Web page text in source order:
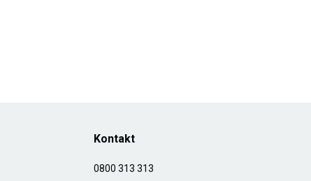
Kontakt
0800 313 313